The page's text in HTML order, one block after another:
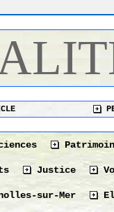
Justice
sur-Mer